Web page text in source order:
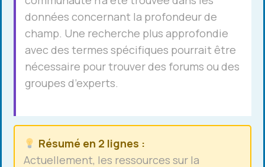
données concernant la profondeur de
champ. Une recherche plus approfondie
avec des termes spécifiques pourrait être
nécessaire pour trouver des forums ou des
groupes d’experts.
Résumé en 2 lignes :
Actuellement, les ressources sur la